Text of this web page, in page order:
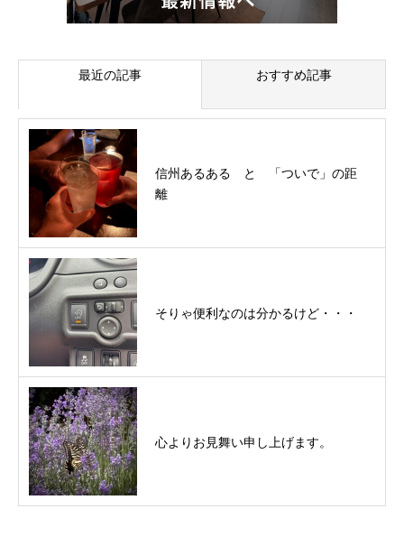
最近の記事 おすすめ記事
信州あるある と 「ついで」の距
離
そりゃ便利なのは分かるけど・・・
心よりお見舞い申し上げます。